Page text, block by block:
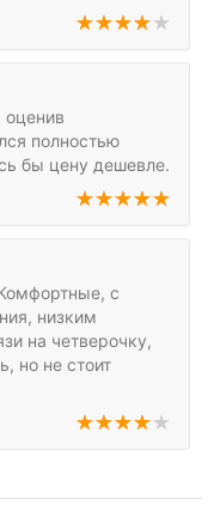
оценив
полностью
бы цену дешевле.
с
низким
на четверочку,
но не стоит